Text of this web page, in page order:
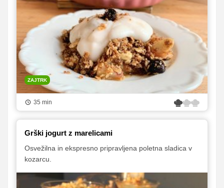
ZAJTRK
35 min
Grški jogurt z marelicami
Osvežilna in ekspresno pripravljena poletna sladica v
kozarcu.